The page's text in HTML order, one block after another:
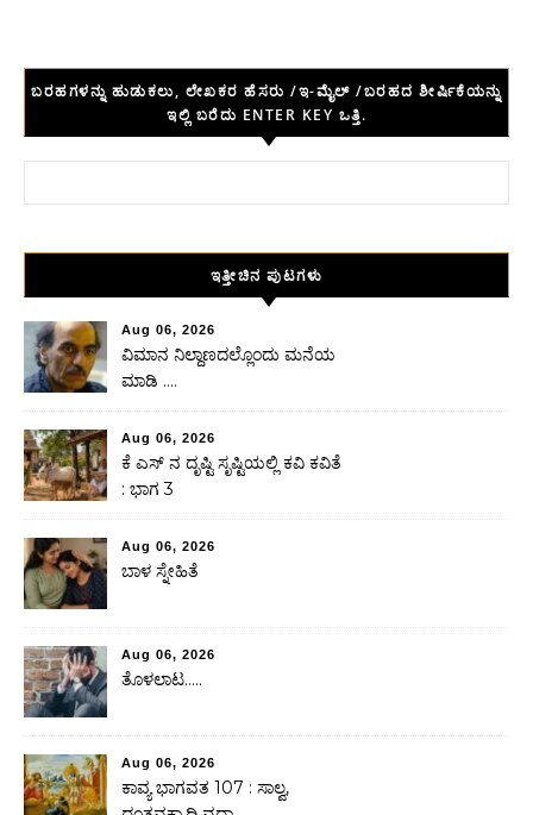
ಬರಹಗಳನ್ನು ಹುಡುಕಲು, ಲೇಖಕರ ಹೆಸರು /ಇ-ಮೈಲ್ /ಬರಹದ ಶೀರ್ಷಿಕೆಯನ್ನು
ಇಲ್ಲಿ ಬರೆದು ENTER KEY ಒತ್ತಿ.
ಇತ್ತೀಚಿನ ಪುಟಗಳು
Aug 06, 2026
ವಿಮಾನ ನಿಲ್ದಾಣದಲ್ಲೊಂದು ಮನೆಯ
ಮಾಡಿ ….
Aug 06, 2026
ಕೆ ಎಸ್ ನ ದೃಷ್ಟಿ ಸೃಷ್ಟಿಯಲ್ಲಿ ಕವಿ ಕವಿತೆ
: ಭಾಗ 3
Aug 06, 2026
ಬಾಳ ಸ್ನೇಹಿತೆ
Aug 06, 2026
ತೊಳಲಾಟ…..
Aug 06, 2026
ಕಾವ್ಯ ಭಾಗವತ 107 : ಸಾಲ್ವ,